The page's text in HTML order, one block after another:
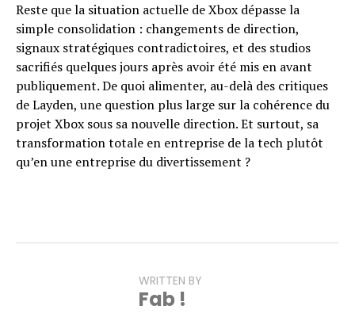
Reste que la situation actuelle de Xbox dépasse la
simple consolidation : changements de direction,
signaux stratégiques contradictoires, et des studios
sacrifiés quelques jours après avoir été mis en avant
publiquement. De quoi alimenter, au-delà des critiques
de Layden, une question plus large sur la cohérence du
projet Xbox sous sa nouvelle direction. Et surtout, sa
transformation totale en entreprise de la tech plutôt
qu’en une entreprise du divertissement ?
WRITTEN BY
Fab !